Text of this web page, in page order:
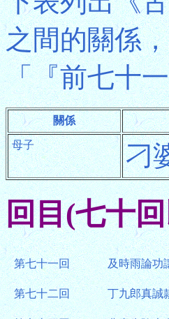
之間的關係
「『前七十
關係
母子 刁
回目(七十
第七十一回 及時雨論功
第七十二回 丁九郎真誠